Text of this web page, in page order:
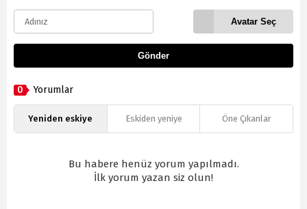
Avatar Seç
Gönder
0 Yorumlar
Yeniden eskiye Eskiden yeniye Öne Çıkanlar
Bu habere henüz yorum yapılmadı.
İlk yorum yazan siz olun!